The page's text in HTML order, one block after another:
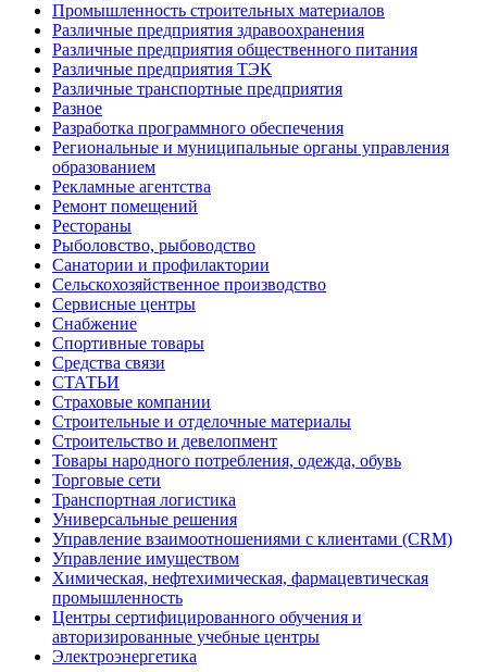
Промышленность строительных материалов
Различные предприятия здравоохранения
Различные предприятия общественного питания
Различные предприятия ТЭК
Различные транспортные предприятия
Разное
Разработка программного обеспечения
Региональные и муниципальные органы управления
образованием
Рекламные агентства
Ремонт помещений
Рестораны
Рыболовство, рыбоводство
Санатории и профилактории
Сельскохозяйственное производство
Сервисные центры
Снабжение
Спортивные товары
Средства связи
СТАТЬИ
Страховые компании
Строительные и отделочные материалы
Строительство и девелопмент
Товары народного потребления, одежда, обувь
Торговые сети
Транспортная логистика
Универсальные решения
Управление взаимоотношениями с клиентами (CRM)
Управление имуществом
Химическая, нефтехимическая, фармацевтическая
промышленность
Центры сертифицированного обучения и
авторизированные учебные центры
Электроэнергетика